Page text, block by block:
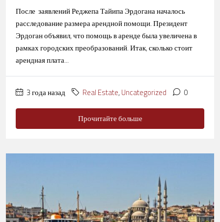
После заявлений Реджепа Тайипа Эрдогана началось
расследование размера арендной помощи. Президент
Эрдоган объявил, что помощь в аренде была увеличена в
рамках городских преобразований. Итак, сколько стоит
арендная плата...
3 года назад Real Estate,Uncategorized
0
Прочитайте больше